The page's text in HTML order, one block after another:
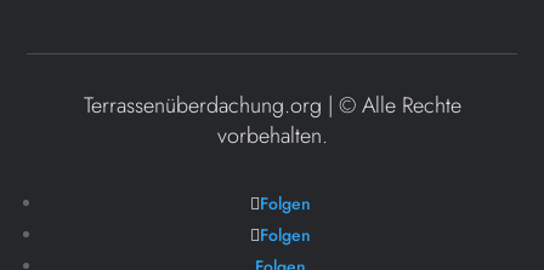
Terrassenüberdachung.org | ©Alle Rechte
vorbehalten.
Folgen
Folgen